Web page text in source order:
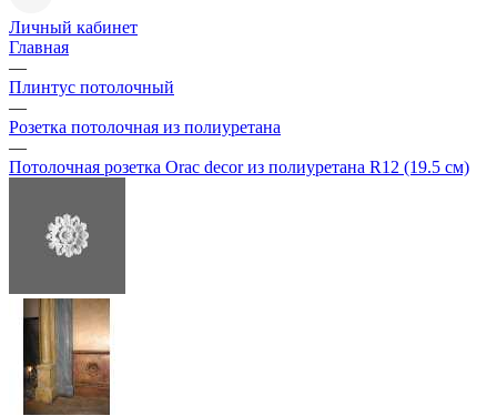
Личный кабинет
Главная
—
Плинтус потолочный
—
Розетка потолочная из полиуретана
—
Потолочная розетка Orac decor из полиуретана R12 (19.5 см)